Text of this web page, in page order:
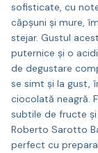
sofisticate, cu
căpșuni și mure,
stejar. Gustul
puternice și o
de degustare
se simt și la gust,
ciocolată neagră.
subtile de fructe
Roberto Sarotto
perfect cu